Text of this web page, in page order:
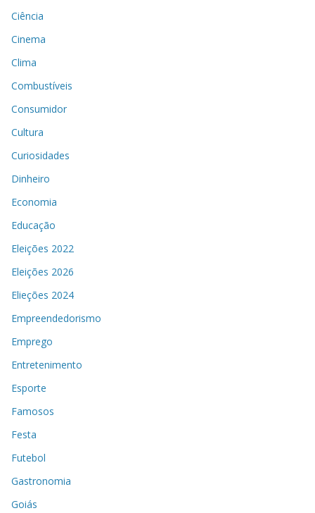
Ciência
Cinema
Clima
Combustíveis
Consumidor
Cultura
Curiosidades
Dinheiro
Economia
Educação
Eleições 2022
Eleições 2026
Elieções 2024
Empreendedorismo
Emprego
Entretenimento
Esporte
Famosos
Festa
Futebol
Gastronomia
Goiás